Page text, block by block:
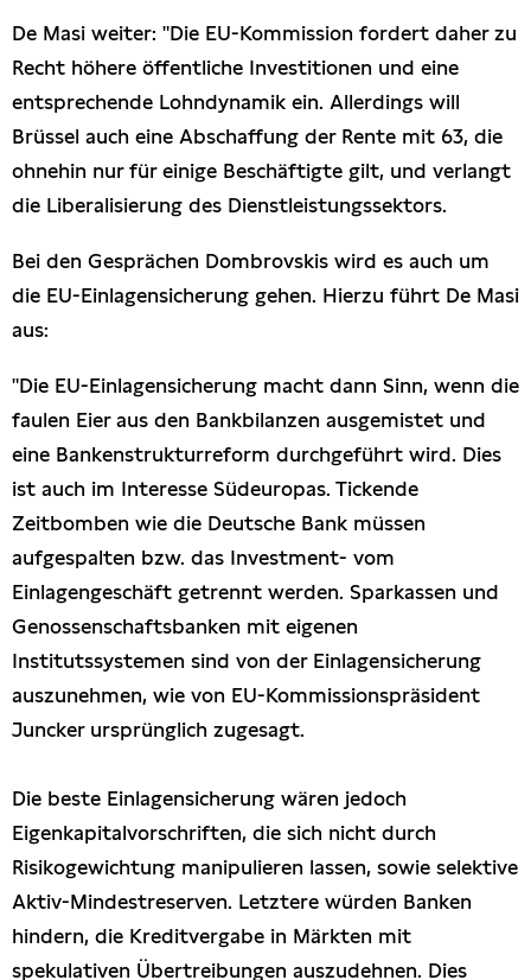
De Masi weiter: "Die EU-Kommission fordert daher zu
Recht höhere öffentliche Investitionen und eine
entsprechende Lohndynamik ein. Allerdings will
Brüssel auch eine Abschaffung der Rente mit 63, die
ohnehin nur für einige Beschäftigte gilt, und verlangt
die Liberalisierung des Dienstleistungssektors.
Bei den Gesprächen Dombrovskis wird es auch um
die EU-Einlagensicherung gehen. Hierzu führt De Masi
aus:
"Die EU-Einlagensicherung macht dann Sinn, wenn die
faulen Eier aus den Bankbilanzen ausgemistet und
eine Bankenstrukturreform durchgeführt wird. Dies
ist auch im Interesse Südeuropas. Tickende
Zeitbomben wie die Deutsche Bank müssen
aufgespalten bzw. das Investment- vom
Einlagengeschäft getrennt werden. Sparkassen und
Genossenschaftsbanken mit eigenen
Institutssystemen sind von der Einlagensicherung
auszunehmen, wie von EU-Kommissionspräsident
Juncker ursprünglich zugesagt.
Die beste Einlagensicherung wären jedoch
Eigenkapitalvorschriften, die sich nicht durch
Risikogewichtung manipulieren lassen, sowie selektive
Aktiv-Mindestreserven. Letztere würden Banken
hindern, die Kreditvergabe in Märkten mit
spekulativen Übertreibungen auszudehnen. Dies